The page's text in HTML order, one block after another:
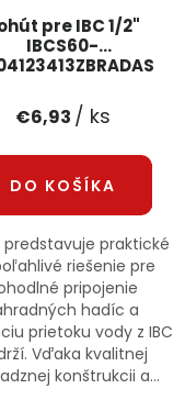
poriadok
pre IBC 1/2"
IBCS60-
€6,93 / ks
DO KOŠÍKA
predstavuje praktické
riešenie pre
pripojenie
hadíc a
prietoku vody z IBC
Vďaka kvalitnej
konštrukcii a...